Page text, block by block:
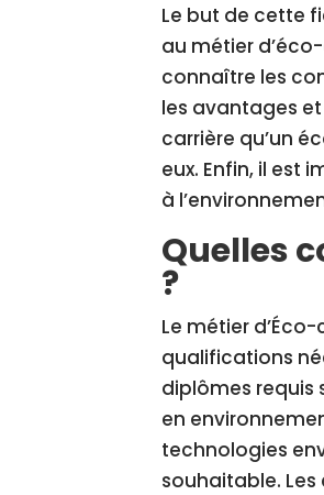
Le but de cette
au métier
connaître les
les avantages
carrière qu’un
eux. Enfin, il est
à
Quelles
?
Le métier
qualifications
diplômes requis
en
technologies
souhaitable.